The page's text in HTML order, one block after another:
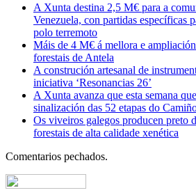
A Xunta destina 2,5 M€ para a
Venezuela, con partidas específicas
polo terremoto
Máis de 4 M€ á mellora e
forestais de Antela
A construción artesanal de
iniciativa ‘Resonancias 26’
A Xunta avanza que esta semana
sinalización das 52 etapas do
Os viveiros galegos producen preto
forestais de alta calidade xenética
Comentarios pechados.